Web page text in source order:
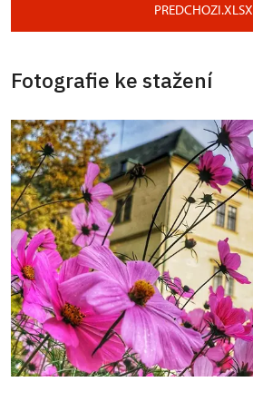
PREDCHOZI.XLSX
Fotografie ke stažení